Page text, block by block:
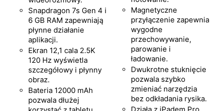
Snapdragon 7s Gen 4 i
6 GB RAM zapewniają
płynne działanie
aplikacji.
Ekran 12,1 cala 2.5K
120 Hz wyświetla
szczegółowy i płynny
obraz.
Bateria 12000 mAh
pozwala dłużej
Magnetyczne
przyłączenie zapewnia
wygodne
przechowywanie,
parowanie i
ładowanie.
Dwukrotne stuknięcie
pozwala szybko
zmieniać narzędzia
bez odkładania rysika.